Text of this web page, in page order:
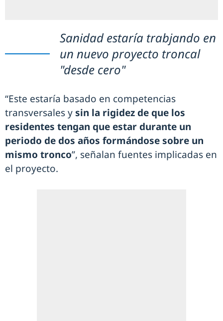
Sanidad estaría trabjando en
un nuevo proyecto troncal
"desde cero"
“Este estaría basado en competencias
transversales ysin la rigidez de que los
residentes tengan que estar durante un
periodo de dos años formándose sobre un
mismo tronco”, señalan fuentes implicadas en
el proyecto.